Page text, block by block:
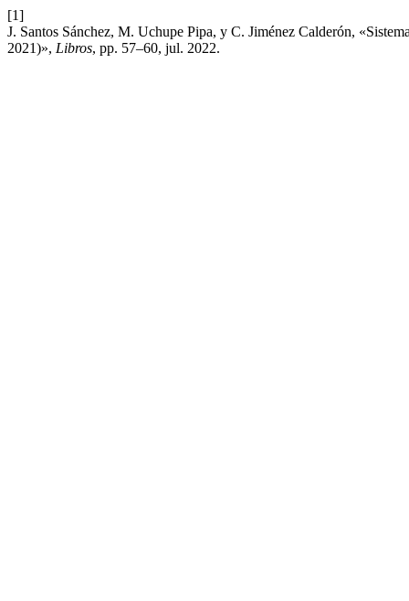
[1]
J. Santos Sánchez, M. Uchupe Pipa, y C. Jiménez Calderón,
2021)», Libros, pp. 57–60, jul. 2022.